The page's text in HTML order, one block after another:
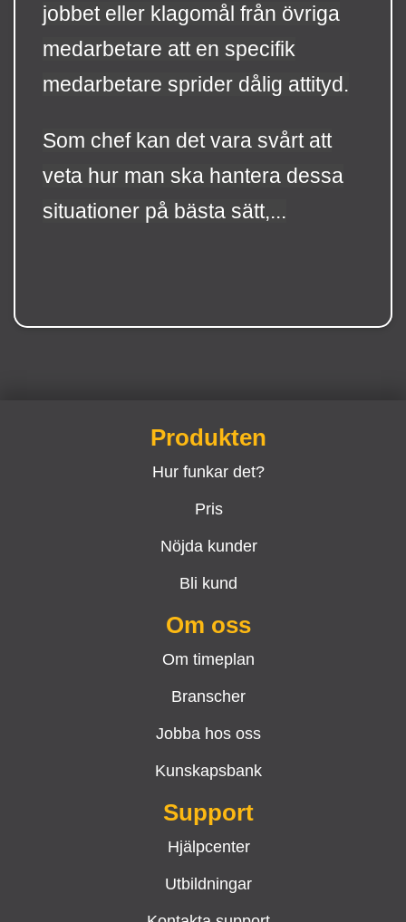
jobbet eller klagomål från övriga
medarbetare att en specifik
medarbetare sprider dålig attityd.
Som chef kan det vara svårt att
veta hur man ska hantera dessa
situationer på bästa sätt,...
Produkten
Hur funkar det?
Pris
Nöjda kunder
Bli kund
Om oss
Om timeplan
Branscher
Jobba hos oss
Kunskapsbank
Support
Hjälpcenter
Utbildningar